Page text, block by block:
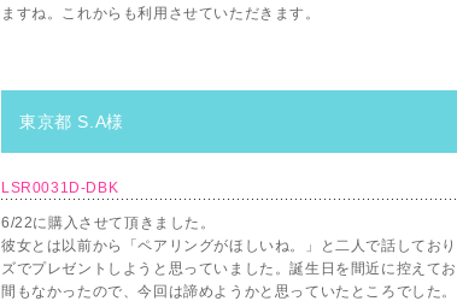
ますね。これからも利用させていただきます。
東京都 S.A様
LSR0031D-DBK
6/22に購入させて頂きました。
彼女とは以前から「ペアリングがほしいね。」と二人で話してお
ズでプレゼントしようと思っていました。誕生日を間近に控えて
間もなかったので、今回は諦めようかと思っていたところでした。